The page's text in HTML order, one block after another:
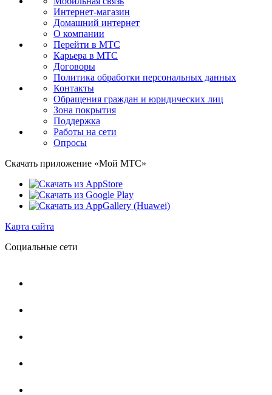
Интернет-магазин
Домашний интернет
О компании
Перейти в МТС
Карьера в МТС
Договоры
Политика обработки персональных данных
Контакты
Обращения граждан и юридических лиц
Зона покрытия
Поддержка
Работы на сети
Опросы
Скачать приложение «Мой МТС»
Карта сайта
Социальные сети